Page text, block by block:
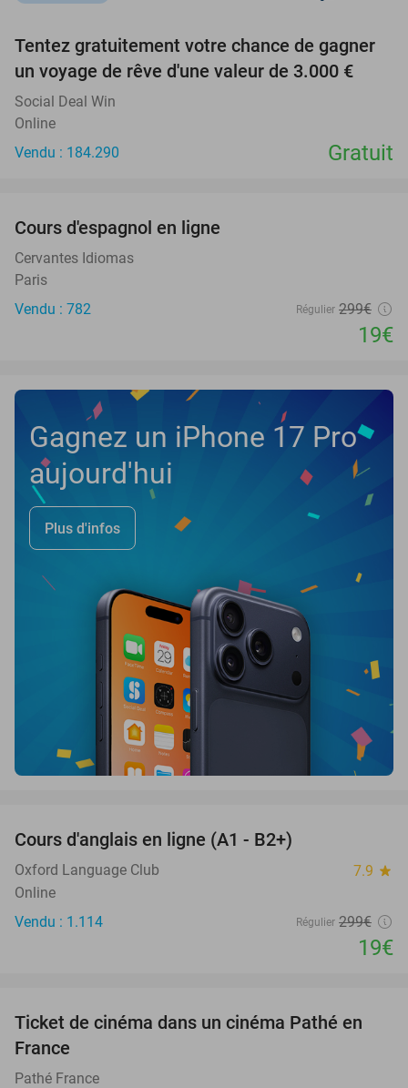
Tentez gratuitement votre chance de gagner
un voyage de rêve d'une valeur de 3.000 €
Social Deal Win
Online
Vendu : 184.290
Gratuit
Cours d'espagnol en ligne
Cervantes Idiomas
Paris
Vendu : 782
Régulier 299€
19€
Gagnez un iPhone 17 Pro
aujourd'hui
Plus d'infos
Cours d'anglais en ligne (A1 - B2+)
Oxford Language Club 7.9 star
Online
Vendu : 1.114
Régulier 299€
19€
40%
Ticket de cinéma dans un cinéma Pathé en
France
Pathé France